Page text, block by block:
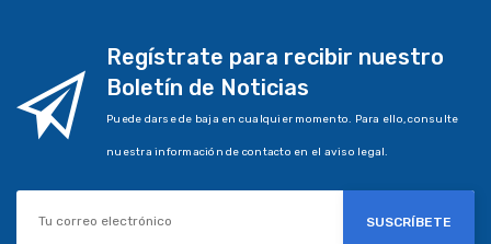
Regístrate para recibir nuestro
Boletín de Noticias
Puede darse de baja en cualquier momento. Para ello, consulte
nuestra información de contacto en el aviso legal.
SUSCRÍBETE